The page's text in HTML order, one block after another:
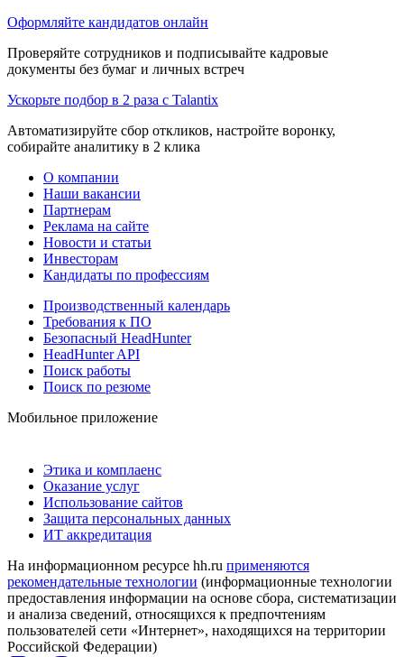
Оформляйте кандидатов онлайн
Проверяйте сотрудников и подписывайте кадровые
документы без бумаг и личных встреч
Ускорьте подбор в 2 раза с Talantix
Автоматизируйте сбор откликов, настройте воронку,
собирайте аналитику в 2 клика
О компании
Наши вакансии
Партнерам
Реклама на сайте
Новости и статьи
Инвесторам
Кандидаты по профессиям
Производственный календарь
Требования к ПО
Безопасный HeadHunter
HeadHunter API
Поиск работы
Поиск по резюме
Мобильное приложение
Этика и комплаенс
Оказание услуг
Использование сайтов
Защита персональных данных
ИТ аккредитация
На информационном ресурсе hh.ru применяются
рекомендательные технологии (информационные технологии
предоставления информации на основе сбора, систематизации
и анализа сведений, относящихся к предпочтениям
пользователей сети «Интернет», находящихся на территории
Российской Федерации)